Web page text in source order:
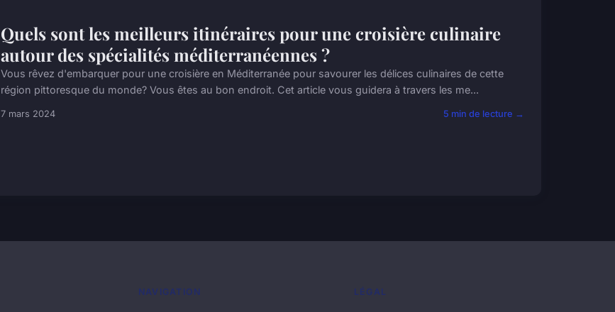
Quels sont les meilleurs itinéraires pour une croisière culinaire
autour des spécialités méditerranéennes ?
Vous rêvez d'embarquer pour une croisière en Méditerranée pour savourer les délices culinaires de cette
région pittoresque du monde? Vous êtes au bon endroit. Cet article vous guidera à travers les me...
7 mars 2024 5 min de lecture →
NAVIGATION LÉGAL